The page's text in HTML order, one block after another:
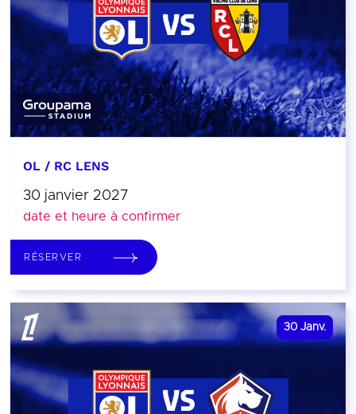
OL / RC LENS
30 janvier 2027
date et heure à confirmer
RÉSERVER
30 Janv.